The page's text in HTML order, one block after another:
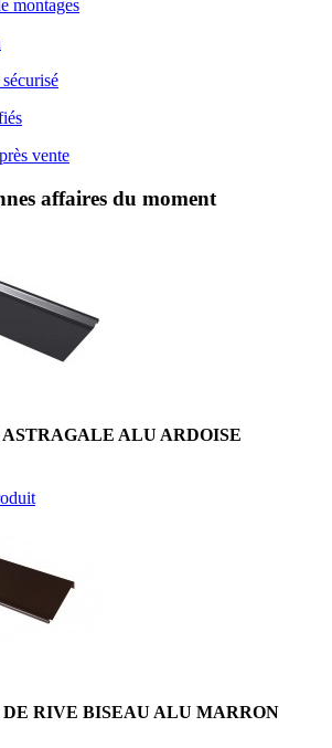
montages
vente
affaires du moment
ALU ARDOISE
RIVE BISEAU ALU MARRON